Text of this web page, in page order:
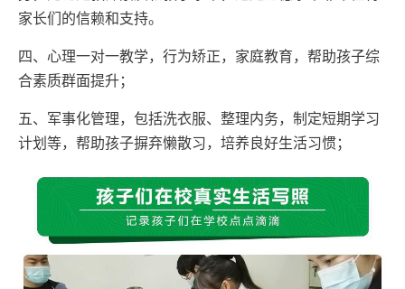
家长们的信赖和支持。
四、心理一对一教学，行为矫正，家庭教育，帮助孩子综
合素质群面提升；
五、军事化管理，包括洗衣服、整理内务，制定短期学习
计划等，帮助孩子摒弃懒散习，培养良好生活习惯；